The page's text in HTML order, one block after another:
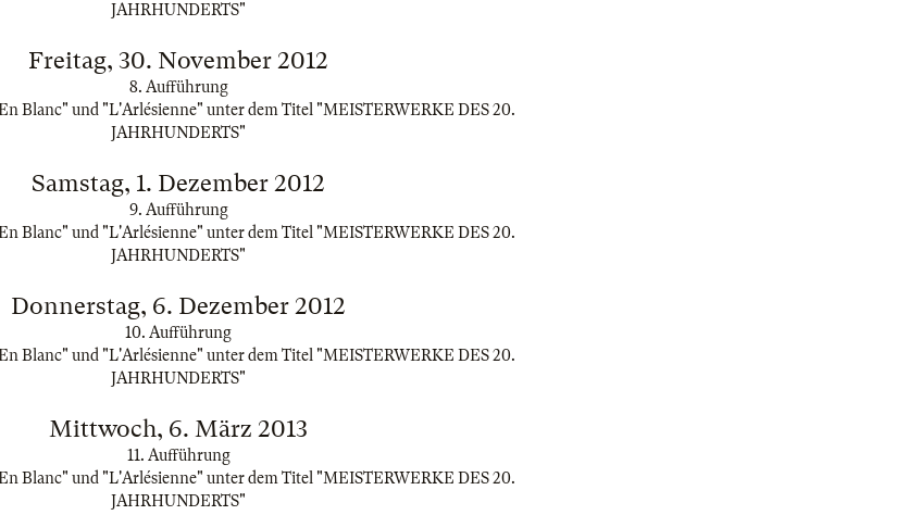
JAHRHUNDERTS"
Freitag, 30. November 2012
8. Aufführung
Blanc" und "L'Arlésienne" unter dem Titel "MEISTERWERKE DES 20.
JAHRHUNDERTS"
Samstag, 1. Dezember 2012
9. Aufführung
Blanc" und "L'Arlésienne" unter dem Titel "MEISTERWERKE DES 20.
JAHRHUNDERTS"
Donnerstag, 6. Dezember 2012
10. Aufführung
Blanc" und "L'Arlésienne" unter dem Titel "MEISTERWERKE DES 20.
JAHRHUNDERTS"
Mittwoch, 6. März 2013
11. Aufführung
Blanc" und "L'Arlésienne" unter dem Titel "MEISTERWERKE DES 20.
JAHRHUNDERTS"